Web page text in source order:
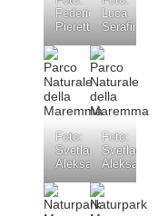
Federica
Pieretti
Luca
Serafini
Foto:
Svetlana
Aleksandrova
Foto:
Svetlana
Aleksandrova